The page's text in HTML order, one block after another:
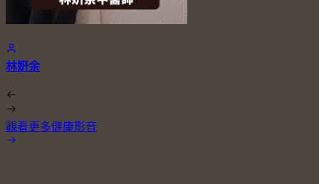
林姸余
觀看更多健康影音